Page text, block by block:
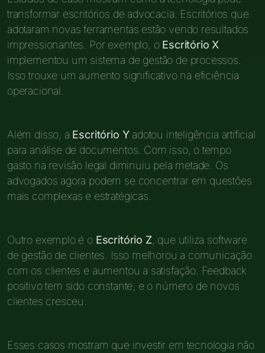
transformar escritórios de advocacia. Escritórios que
adotaram novas ferramentas estão vendo resultados
impressionantes. Por exemplo, o Escritório X
implementou um sistema de gestão de processos.
Isso trouxe um aumento significativo na eficiência
operacional.
Além disso, a Escritório Yadotou inteligência artificial
para análise de documentos. Com isso, o tempo
gasto na revisão legal diminuiu pela metade. Os
advogados agora podem se concentrar em questões
mais complexas e estratégicas.
Outro exemplo é o Escritório Z, que utiliza software
de gestão de clientes. Isso melhorou a comunicação
com os clientes e aumentou a satisfação. Feedback
positivo tem sido constante, e o número de novos
clientes cresceu.
Esses casos mostram que investir em tecnologia não